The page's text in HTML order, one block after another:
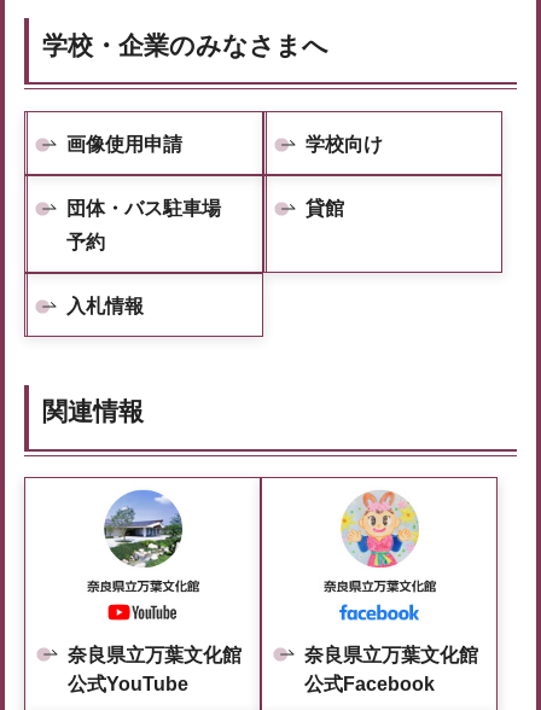
学校・企業のみなさまへ
画像使用申請 学校向け
団体・バス駐車場
予約
貸館
入札情報
関連情報
奈良県立万葉文化館
公式YouTube
奈良県立万葉文化館
公式Facebook